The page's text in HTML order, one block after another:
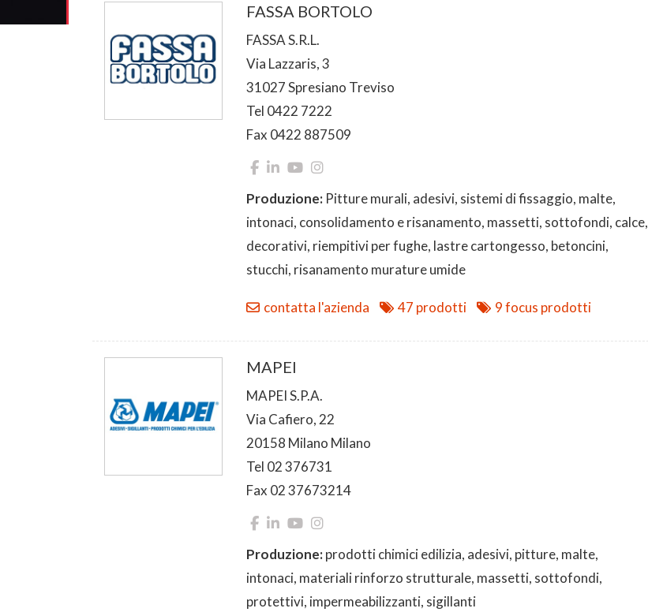
FASSA BORTOLO
FASSA S.R.L.
Via Lazzaris, 3
31027 Spresiano Treviso
Tel 0422 7222
Fax 0422 887509
Produzione: Pitture murali, adesivi, sistemi di fissaggio, malte,
intonaci, consolidamento e risanamento, massetti, sottofondi, calce,
decorativi, riempitivi per fughe, lastre cartongesso, betoncini,
stucchi, risanamento murature umide
contatta l'azienda 47 prodotti 9 focus prodotti
MAPEI
MAPEI S.P.A.
Via Cafiero, 22
20158 Milano Milano
Tel 02 376731
Fax 02 37673214
Produzione:prodotti chimici edilizia, adesivi, pitture, malte,
intonaci, materiali rinforzo strutturale, massetti, sottofondi,
protettivi, impermeabilizzanti, sigillanti